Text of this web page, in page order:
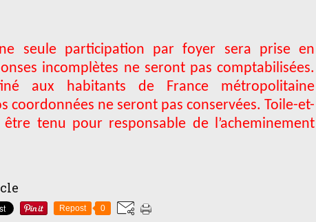
seule participation par foyer sera prise en
incomplètes ne seront pas comptabilisées.
aux habitants de France métropolitaine
coordonnées ne seront pas conservées. Toile-et-
tenu pour responsable de l’acheminement
Repost 0